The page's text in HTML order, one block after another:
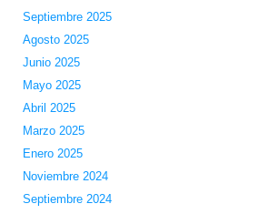
Septiembre 2025
Agosto 2025
Junio 2025
Mayo 2025
Abril 2025
Marzo 2025
Enero 2025
Noviembre 2024
Septiembre 2024